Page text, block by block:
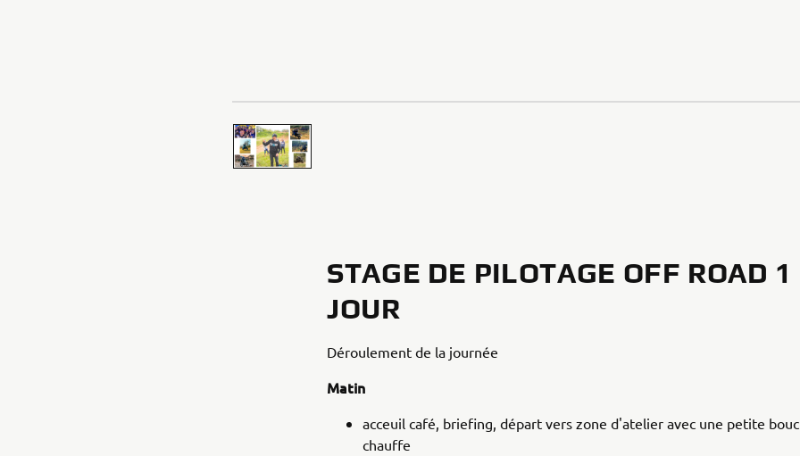
STAGE DE PILOTAGE OFF ROAD 1
JOUR
Déroulement de la journée
Matin
acceuil café, briefing, départ vers zone d'atelier avec une petite
chauffe